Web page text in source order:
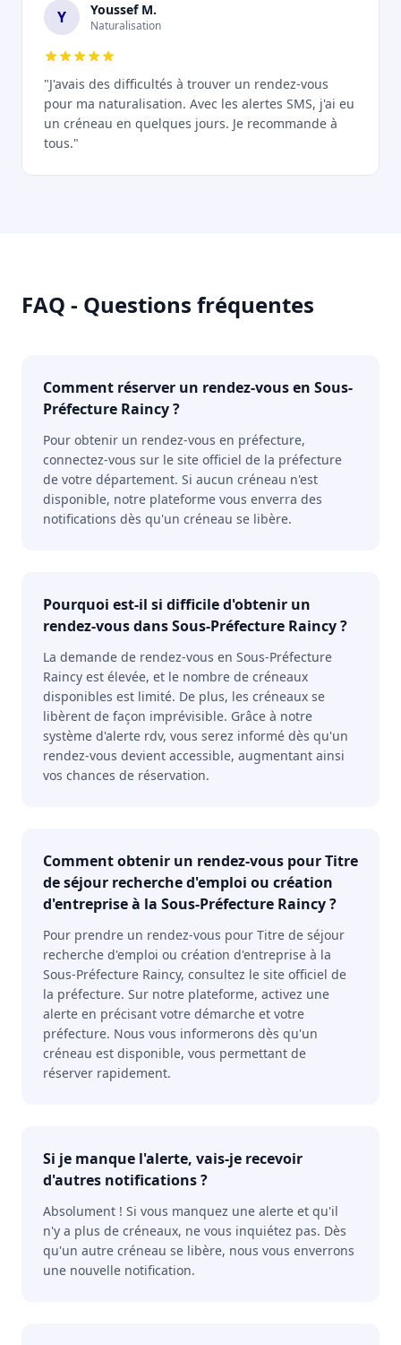
Y Youssef M.
Naturalisation
"J'avais des difficultés à trouver un rendez-vous
pour ma naturalisation. Avec les alertes SMS, j'ai eu
un créneau en quelques jours. Je recommande à
tous."
FAQ - Questions fréquentes
Comment réserver un rendez-vous en Sous-
Préfecture Raincy ?
Pour obtenir un rendez-vous en préfecture,
connectez-vous sur le site officiel de la préfecture
de votre département. Si aucun créneau n'est
disponible, notre plateforme vous enverra des
notifications dès qu'un créneau se libère.
Pourquoi est-il si difficile d'obtenir un
rendez-vous dans Sous-Préfecture Raincy ?
La demande de rendez-vous en Sous-Préfecture
Raincy est élevée, et le nombre de créneaux
disponibles est limité. De plus, les créneaux se
libèrent de façon imprévisible. Grâce à notre
système d'alerte rdv, vous serez informé dès qu'un
rendez-vous devient accessible, augmentant ainsi
vos chances de réservation.
Comment obtenir un rendez-vous pour Titre
de séjour recherche d'emploi ou création
d'entreprise à la Sous-Préfecture Raincy ?
Pour prendre un rendez-vous pour Titre de séjour
recherche d'emploi ou création d'entreprise à la
Sous-Préfecture Raincy, consultez le site officiel de
la préfecture. Sur notre plateforme, activez une
alerte en précisant votre démarche et votre
préfecture. Nous vous informerons dès qu'un
créneau est disponible, vous permettant de
réserver rapidement.
Si je manque l'alerte, vais-je recevoir
d'autres notifications ?
Absolument ! Si vous manquez une alerte et qu'il
n'y a plus de créneaux, ne vous inquiétez pas. Dès
qu'un autre créneau se libère, nous vous enverrons
une nouvelle notification.